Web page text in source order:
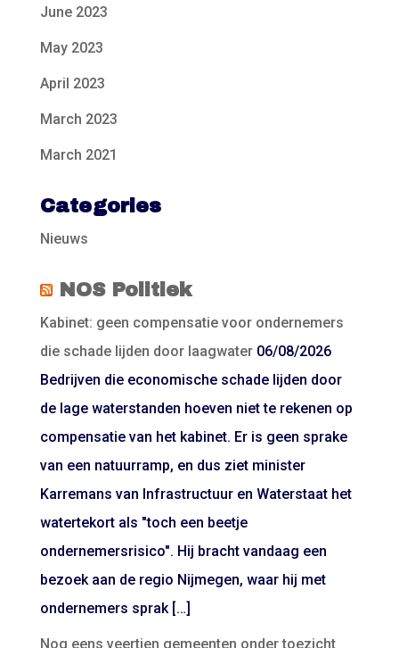
June 2023
May 2023
April 2023
March 2023
March 2021
Categories
Nieuws
NOS Politiek
Kabinet: geen compensatie voor ondernemers
die schade lijden door laagwater 06/08/2026
Bedrijven die economische schade lijden door
de lage waterstanden hoeven niet te rekenen op
compensatie van het kabinet. Er is geen sprake
van een natuurramp, en dus ziet minister
Karremans van Infrastructuur en Waterstaat het
watertekort als "toch een beetje
ondernemersrisico". Hij bracht vandaag een
bezoek aan de regio Nijmegen, waar hij met
ondernemers sprak […]
Nog eens veertien gemeenten onder toezicht